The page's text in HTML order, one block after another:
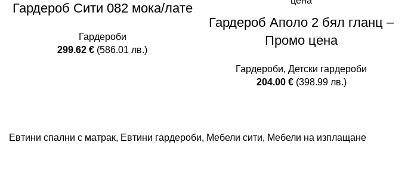
Гардероб Сити 082 мока/лате
Гардероби
299.62€ (586.01 лв.)
Гардероб Аполо 2 бял гланц –
Промо цена
Гардероби,Детски гардероби
204.00 € (398.99 лв.)
Евтини спални с матрак, Евтини гардероби, Мебели сити, Мебели на изплащане